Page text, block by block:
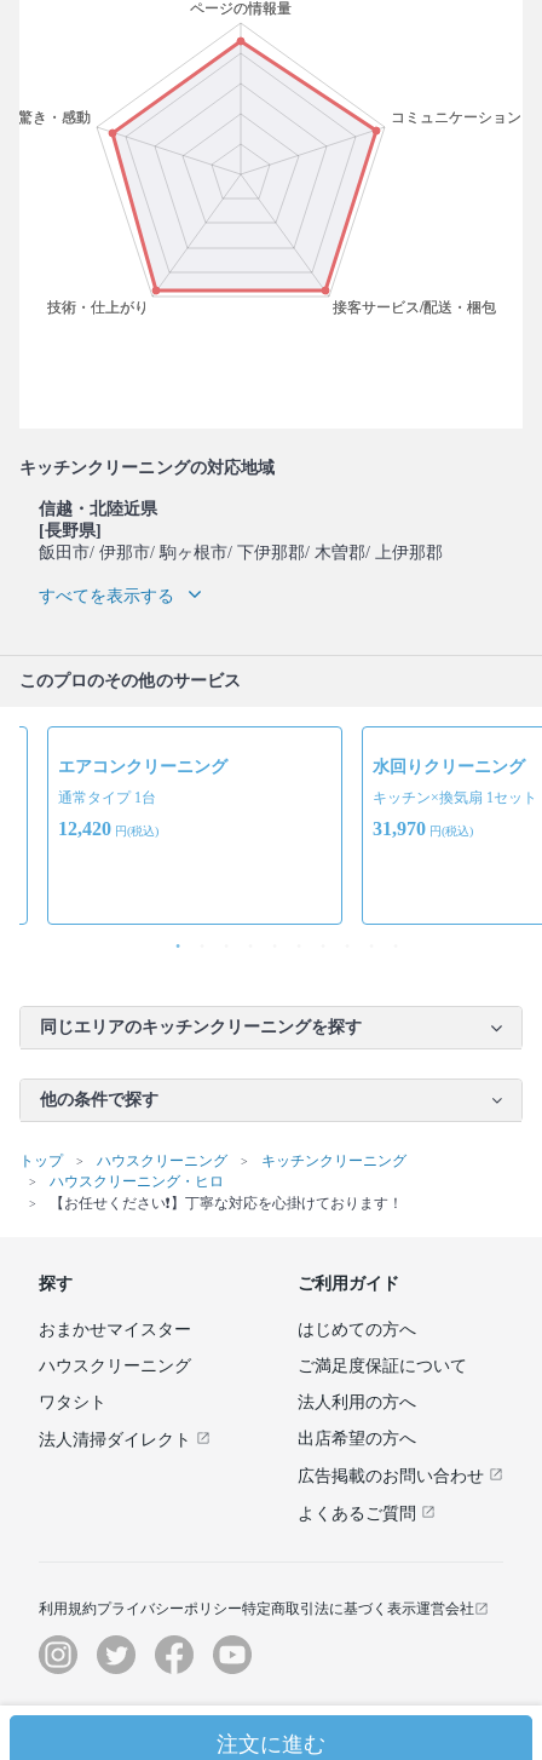
キッチンクリーニングの対応地域
信越・北陸近県
[長野県]
飯田市/ 伊那市/ 駒ヶ根市/ 下伊那郡/ 木曽郡/ 上伊那郡
すべてを表示する
このプロのその他のサービス
エアコンクリーニング
通常タイプ 1台
12,420 円(税込)
水回りクリーニング
キッチン×換気扇 1セット
31,970 円(税込)
同じエリアのキッチンクリーニングを探す
他の条件で探す
トップ ハウスクリーニング
キッチンクリーニング
ハウスクリーニング・ヒロ
【お任せください❗️】丁寧な対応を心掛けております！
注文に進む
探す
おまかせマイスター
ハウスクリーニング
ワタシト
法人清掃ダイレクト
ご利用ガイド
はじめての方へ
ご満足度保証について
法人利用の方へ
出店希望の方へ
広告掲載のお問い合わせ
よくあるご質問
利用規約プライバシーポリシー特定商取引法に基づく表示運営会社
© ユアマイスター株式会社